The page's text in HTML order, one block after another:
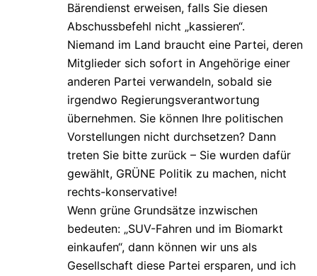
Bärendienst erweisen, falls Sie diesen
Abschussbefehl nicht „kassieren“.
Niemand im Land braucht eine Partei, deren
Mitglieder sich sofort in Angehörige einer
anderen Partei verwandeln, sobald sie
irgendwo Regierungsverantwortung
übernehmen. Sie können Ihre politischen
Vorstellungen nicht durchsetzen? Dann
treten Sie bitte zurück – Sie wurden dafür
gewählt, GRÜNE Politik zu machen, nicht
rechts-konservative!
Wenn grüne Grundsätze inzwischen
bedeuten: „SUV-Fahren und im Biomarkt
einkaufen“, dann können wir uns als
Gesellschaft diese Partei ersparen, und ich